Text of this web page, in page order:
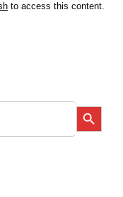
to access this content.
Search Button